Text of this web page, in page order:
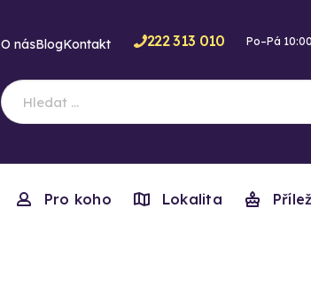
O násBlogKontakt 222 313 010 Po–Pá
Pro koho Lokalita